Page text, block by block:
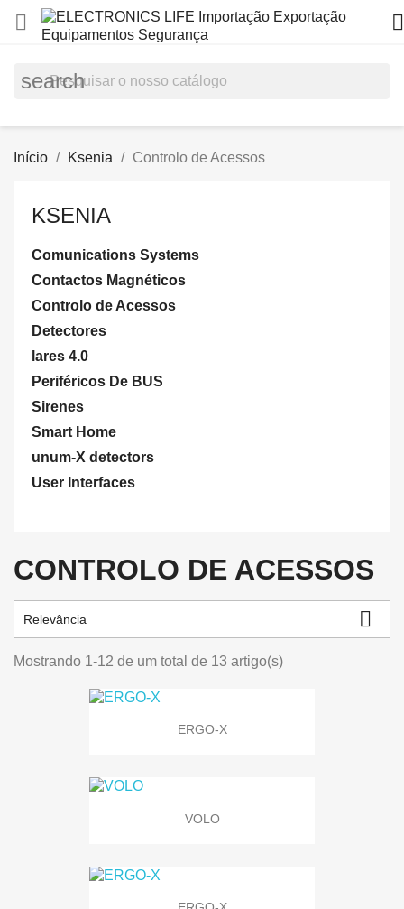
 
search
Início Ksenia Controlo de Acessos
KSENIA
Comunications Systems
Contactos Magnéticos
Controlo de Acessos
Detectores
lares 4.0
Periféricos De BUS
Sirenes
Smart Home
unum-X detectors
User Interfaces
CONTROLO DE ACESSOS
Relevância 
Mostrando 1-12 de um total de 13 artigo(s)
ERGO-X
VOLO